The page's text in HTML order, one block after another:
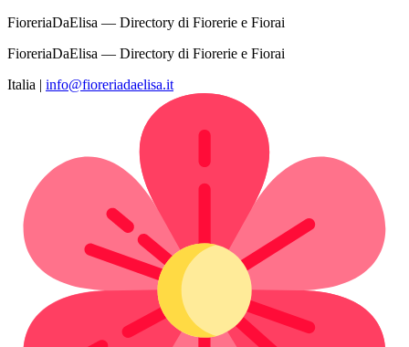
FioreriaDaElisa — Directory di Fiorerie e Fiorai
FioreriaDaElisa — Directory di Fiorerie e Fiorai
Italia | info@fioreriadaelisa.it